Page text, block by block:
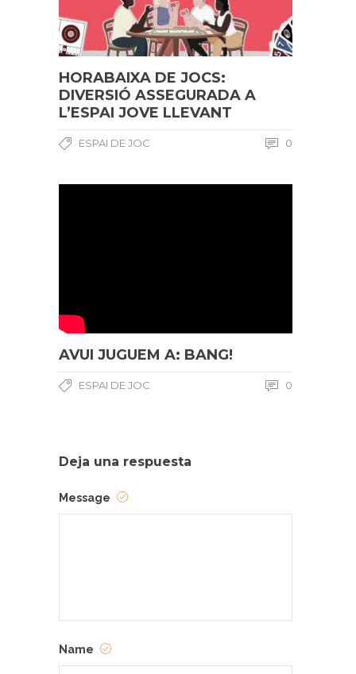
HORABAIXA DE JOCS:
DIVERSIÓ ASSEGURADA A
L’ESPAI JOVE LLEVANT
ESPAI DE JOC 0
AVUI JUGUEM A: BANG!
ESPAI DE JOC 0
Deja una respuesta
Message
Name